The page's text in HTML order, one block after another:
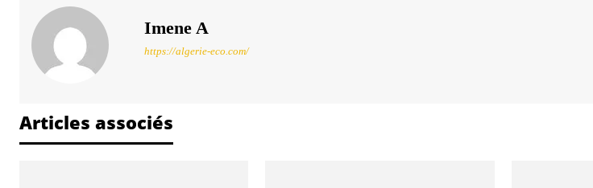
Imene A
https://algerie-eco.com/
Articles associés